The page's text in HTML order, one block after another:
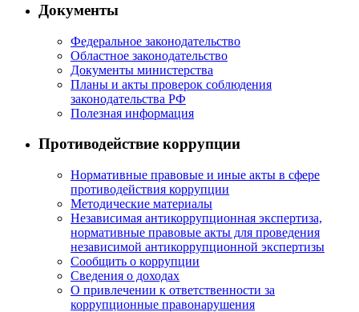
Документы
Федеральное законодательство
Областное законодательство
Документы министерства
Планы и акты проверок соблюдения
законодательства РФ
Полезная информация
Противодействие коррупции
Нормативные правовые и иные акты в сфере
противодействия коррупции
Методические материалы
Независимая антикоррупционная экспертиза,
нормативные правовые акты для проведения
независимой антикоррупционной экспертизы
Сообщить о коррупции
Сведения о доходах
О привлечении к ответственности за
коррупционные правонарушения